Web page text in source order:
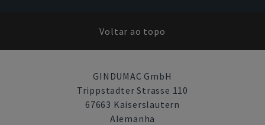
Voltar ao topo
GINDUMAC GmbH
Trippstadter Strasse 110
67663 Kaiserslautern
Alemanha